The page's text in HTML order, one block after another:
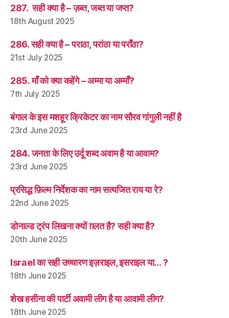
287. सही क्या है – ज़ब्त, जब्त या जप्त?
18th August 2025
286. सही क्या है – पराठा, परांठा या पराँठा?
21st July 2025
285. माँ को क्या कहेंगे – अम्मा या अम्माँ?
7th July 2025
बंगाल के इस मशहूर क्रिकेटर का नाम सौरव गांगुली नहीं है
23rd June 2025
284. जनता के लिए उर्दू शब्द अवाम है या आवाम?
23rd June 2025
प्रसिद्ध फ़िल्म निर्देशक का नाम सत्यजित राय या रे?
22nd June 2025
डोनाल्ड ट्रंप लिखना क्यों ग़लत है? सही क्या है?
20th June 2025
Israel का सही उच्चारण इज़राइल, इसराइल या… ?
18th June 2025
शेख हसीना की पार्टी अवामी लीग है या आवामी लीग?
18th June 2025